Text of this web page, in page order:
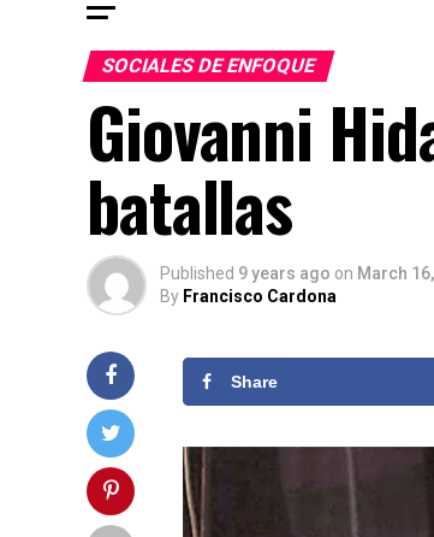
SOCIALES DE ENFOQUE
Giovanni
batallas
Published 9 years ago on March
By Francisco Cardona
Share